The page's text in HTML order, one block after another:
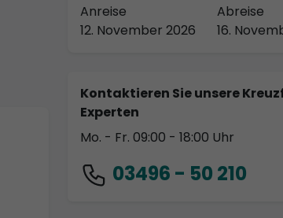
Anreise
12. November 2026
Abreise
16.
Kontaktieren Sie unsere
Experten
Mo. - Fr. 09:00 - 18:00 Uhr
03496 - 50 210